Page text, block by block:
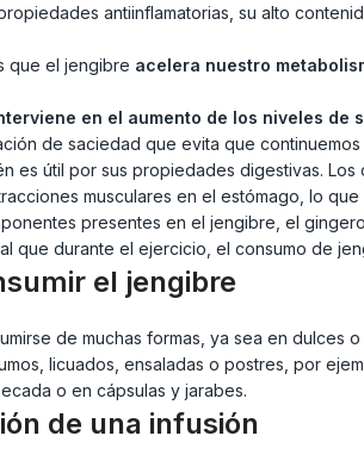
antiinflamatorias, su alto
que el jengibre acelera nuestro
en el aumento de los niveles de
de saciedad que evita que
es útil por sus propiedades digestivas.
musculares en el estómago, lo
presentes en el jengibre, el
que durante el ejercicio, el consumo de
el jengibre
de muchas formas, ya sea en dulces
licuados, ensaladas o postres, por
o en cápsulas y jarabes.
de una infusión